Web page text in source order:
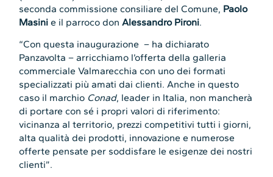
seconda commissione consiliare del Comune, Paolo
Masini e il parroco donAlessandro Pironi.
“Con questa inaugurazione – ha dichiarato
Panzavolta – arricchiamo l’offerta della galleria
commerciale Valmarecchia con uno dei formati
specializzati più amati dai clienti. Anche in questo
caso il marchio Conad, leader in Italia, non mancherà
di portare con sé i propri valori di riferimento:
vicinanza al territorio, prezzi competitivi tutti i giorni,
alta qualità dei prodotti, innovazione e numerose
offerte pensate per soddisfare le esigenze dei nostri
clienti”.